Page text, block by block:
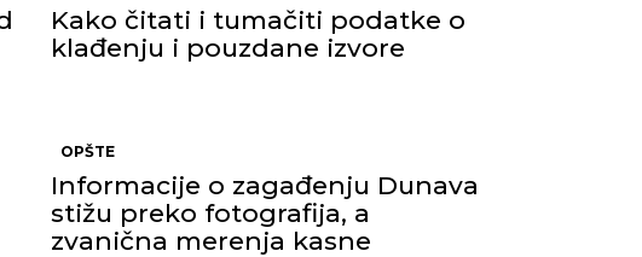
Kako čitati i tumačiti podatke o
klađenju i pouzdane izvore
OPŠTE
Informacije o zagađenju Dunava
stižu preko fotografija, a
zvanična merenja kasne